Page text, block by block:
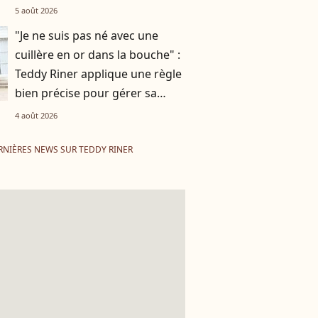
5 août 2026
"Je ne suis pas né avec une
cuillère en or dans la bouche" :
Teddy Riner applique une règle
bien précise pour gérer sa
fortune
4 août 2026
NEWS SUR TEDDY RINER